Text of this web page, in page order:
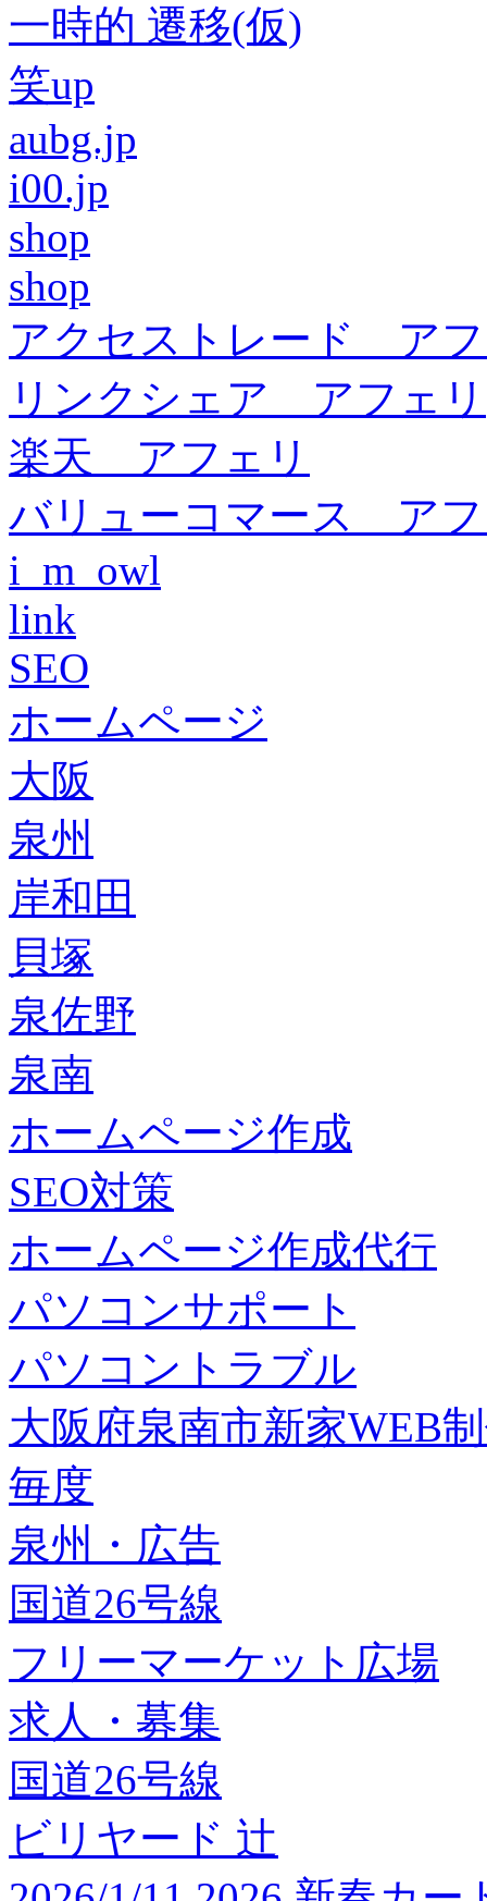
一時的 遷移(仮)
笑up
aubg.jp
i00.jp
shop
shop
アクセストレード ア
リンクシェア アフェリ
楽天 アフェリ
バリューコマース ア
i_m_owl
link
SEO
ホームページ
大阪
泉州
岸和田
貝塚
泉佐野
泉南
ホームページ作成
SEO対策
ホームページ作成代行
パソコンサポート
パソコントラブル
大阪府泉南市新家WEB
毎度
泉州・広告
国道26号線
フリーマーケット広場
求人・募集
国道26号線
ビリヤード 辻